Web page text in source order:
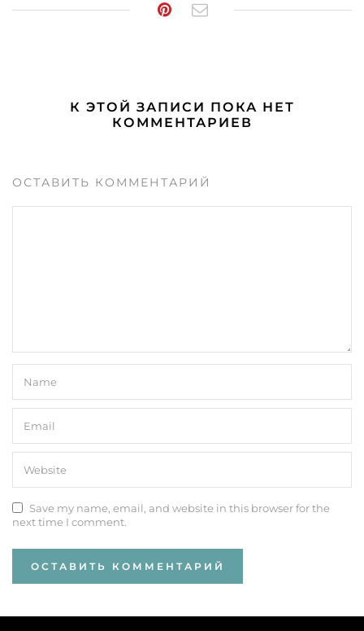
К ЭТОЙ ЗАПИСИ ПОКА НЕТ
КОММЕНТАРИЕВ
ОСТАВИТЬ КОММЕНТАРИЙ
Save my name, email, and website in this browser for the
next time I comment.